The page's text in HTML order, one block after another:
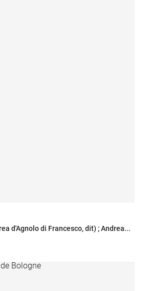
Andrea del Sarto (Andrea d'Agnolo di Francesco, dit) ; Andrea...